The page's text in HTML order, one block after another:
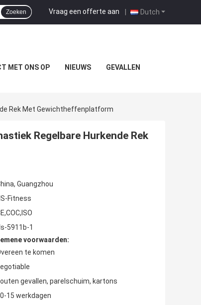
Dutch
Vraag een offerte aan |
Zoeken
MET ONS OP NIEUWS GEVALLEN
Rek Met Gewichtheffenplatform
Regelbare Hurkende Rek
Guangzhou
Fitness
5911b-1
voorwaarden:
te komen
gevallen, parelschuim, kartons
15 werkdagen